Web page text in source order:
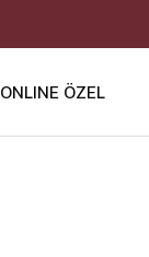
ONLINE ÖZEL